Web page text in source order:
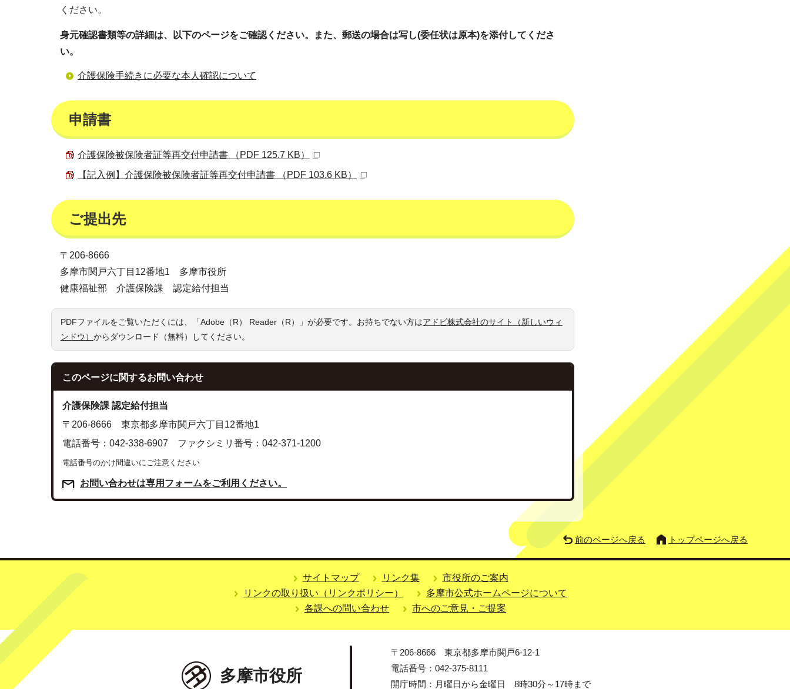
ください。
身元確認書類等の詳細は、以下のページをご確認ください。また、郵送の場合は写し(委任状は原本)を添付してくださ
い。
介護保険手続きに必要な本人確認について
申請書
介護保険被保険者証等再交付申請書 （PDF 125.7 KB）
【記入例】介護保険被保険者証等再交付申請書 （PDF 103.6 KB）
ご提出先
〒206-8666
多摩市関戸六丁目12番地1 多摩市役所
健康福祉部 介護保険課 認定給付担当
PDFファイルをご覧いただくには、「Adobe（R） Reader（R）」が必要です。お持ちでない方はアドビ株式会社のサイト（新しいウィ
ンドウ） からダウンロード（無料）してください。
このページに関するお問い合わせ
介護保険課 認定給付担当
〒206-8666 東京都多摩市関戸六丁目12番地1
電話番号：042-338-6907 ファクシミリ番号：042-371-1200
電話番号のかけ間違いにご注意ください
お問い合わせは専用フォームをご利用ください。
前のページへ戻る トップページへ戻る
サイトマップ リンク集
市役所のご案内
リンクの取り扱い（リンクポリシー）
多摩市公式ホームページについて
各課への問い合わせ
市へのご意見・ご提案
多摩市役所
〒206-8666 東京都多摩市関戸6-12-1
電話番号：042-375-8111
開庁時間：月曜日から金曜日 8時30分～17時まで